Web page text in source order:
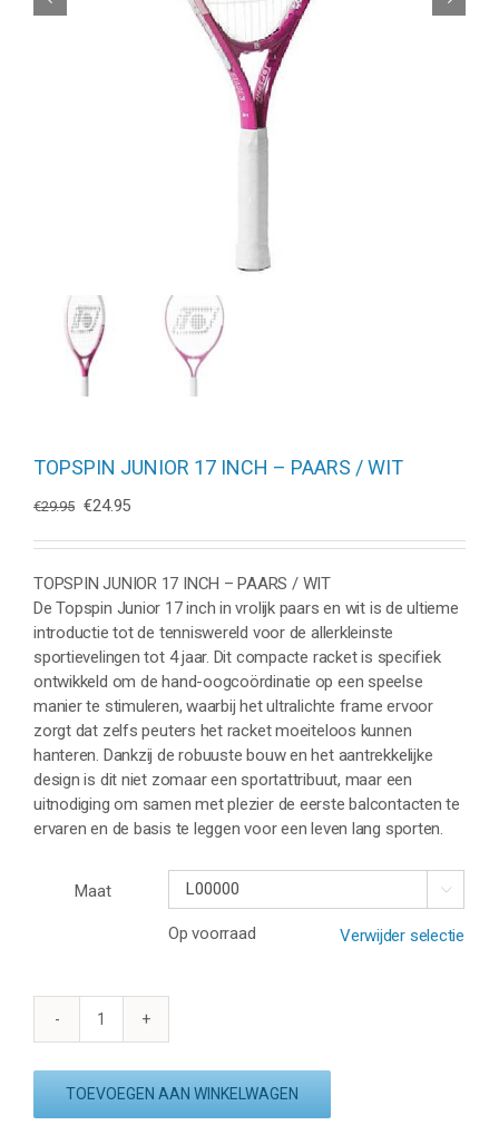
TOPSPIN JUNIOR 17 INCH – PAARS / WIT
€29.95 Oorspronkelijke
was:
€29.95.
€24.95Huidige
is:
€24.95.
TOPSPIN JUNIOR 17 INCH – PAARS / WIT
De Topspin Junior 17 inch in vrolijk paars en wit is de ultieme
introductie tot de tenniswereld voor de allerkleinste
sportievelingen tot 4 jaar. Dit compacte racket is specifiek
ontwikkeld om de hand-oogcoördinatie op een speelse
manier te stimuleren, waarbij het ultralichte frame ervoor
zorgt dat zelfs peuters het racket moeiteloos kunnen
hanteren. Dankzij de robuuste bouw en het aantrekkelijke
design is dit niet zomaar een sportattribuut, maar een
uitnodiging om samen met plezier de eerste balcontacten te
ervaren en de basis te leggen voor een leven lang sporten.
Maat 
Op voorraad Verwijder selectie
TOPSPIN
INCH
TOEVOEGEN AAN WINKELWAGEN